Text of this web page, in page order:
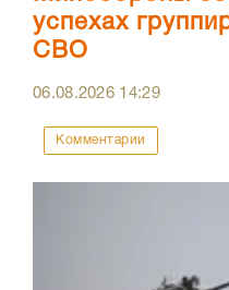
успехах
СВО
06.08.2026 14:29
Комментарии